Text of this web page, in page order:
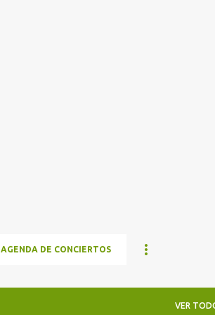
AGENDA DE CONCIERTOS
VER